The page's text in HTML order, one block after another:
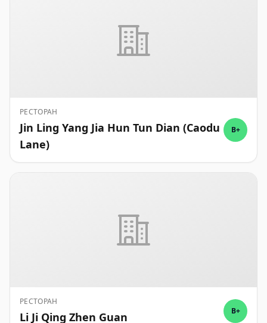
РЕСТОРАН
Jin Ling Yang Jia Hun Tun Dian (Caodu
Lane)
B+
РЕСТОРАН
Li Ji Qing Zhen Guan B+